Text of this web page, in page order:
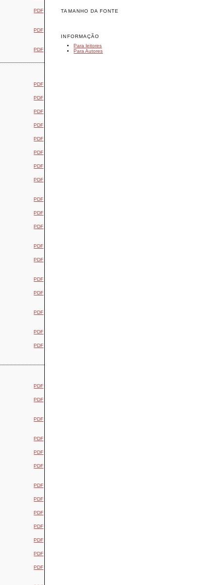
TAMANHO DA FONTE
INFORMAÇÃO
Para leitores
Para Autores
PDF
PDF
PDF
PDF
PDF
PDF
PDF
PDF
PDF
PDF
PDF
PDF
PDF
PDF
PDF
PDF
PDF
PDF
PDF
PDF
PDF
PDF
PDF
PDF
PDF
PDF
PDF
PDF
PDF
PDF
PDF
PDF
PDF
PDF